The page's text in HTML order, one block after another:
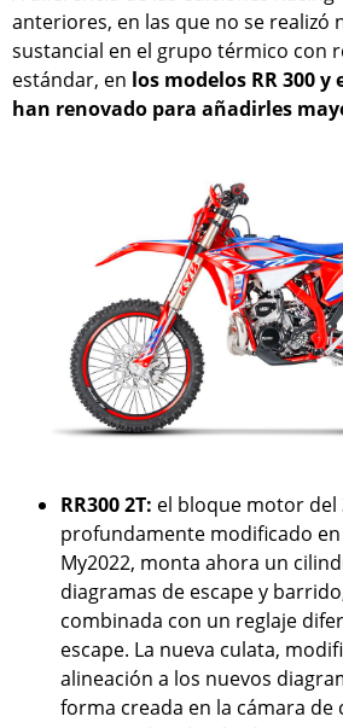
anteriores, en las que no se realizó
sustancial en el grupo térmico con
estándar, en los modelos RR 300 y
han renovado para añadirles
RR300 2T: el bloque motor del
profundamente modificado
My2022, monta ahora un
diagramas de escape y
combinada con un reglaje
escape. La nueva culata,
alineación a los nuevos
forma creada en la cámara de